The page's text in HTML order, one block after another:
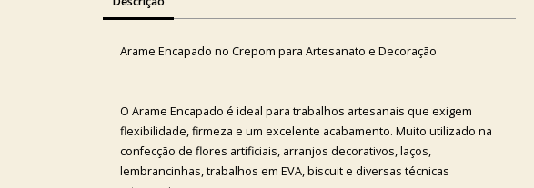
Arame Encapado no Crepom para Artesanato e Decoração
O Arame Encapado é ideal para trabalhos artesanais que exigem
flexibilidade, firmeza e um excelente acabamento. Muito utilizado na
confecção de flores artificiais, arranjos decorativos, laços,
lembrancinhas, trabalhos em EVA, biscuit e diversas técnicas